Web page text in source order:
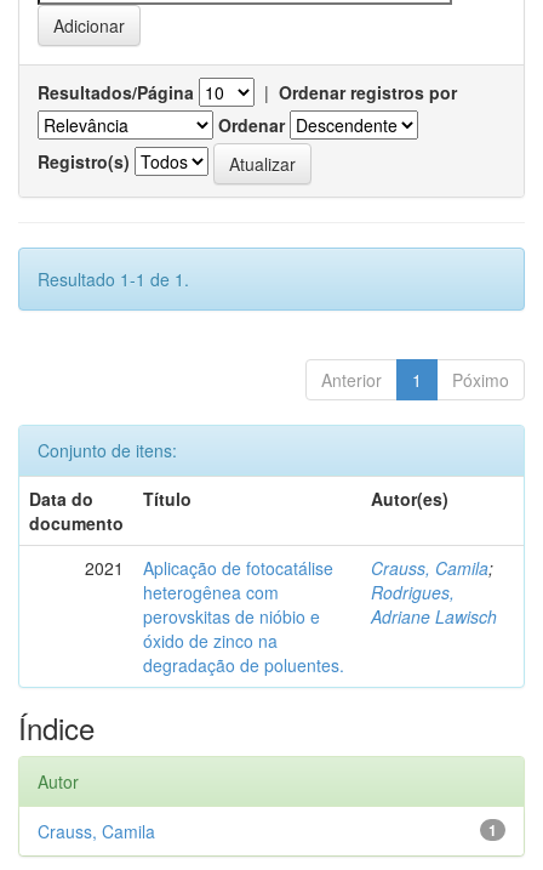
Resultados/Página | Ordenar registros por
Ordenar
Registro(s)
Resultado 1-1 de 1.
Anterior 1 Póximo
Conjunto de itens:
Data do
documento
Título Autor(es)
2021
Aplicação de fotocatálise
heterogênea com
perovskitas de nióbio e
óxido de zinco na
degradação de poluentes.
Crauss, Camila;
Rodrigues,
Adriane Lawisch
Índice
Autor
1
Crauss, Camila